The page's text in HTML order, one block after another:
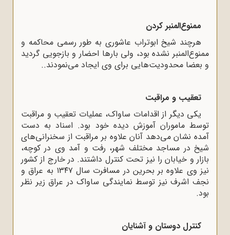
ممنوع‌المنبر کردن
هرچند شیخ ابوتراب عاشوری به طور رسمی محاکمه و
ممنوع‌المنبر نشده بود، ولی بارها احضار و بازجویی گردید
و بعضا محدودیت‌هایی برای وی ایجاد می‌نمودند..
تعقیب و مراقبت
یکی دیگر از اقدامات ساواک، عملیات تعقیب و مراقبت
توسط ماموران آموزش دیده خود بود. اسناد به دست
آمده نشان می‌دهد آنان علاوه بر مراقبت از سخنرانی‌های
شیخ در مساجد مختلف شهر، رفت و آمد وی در کوچه،
بازار و خیابان را نیز تحت کنترل داشتند. در خارج از کشور
نیز وی علاوه بر بحرین در مسافرت سال ۱۳۴۷ به عراق و
نجف اشرف نیز توسط نمایندگی ساواک در عراق زیر نظر
بود.
کنترل دوستان و آشنایان